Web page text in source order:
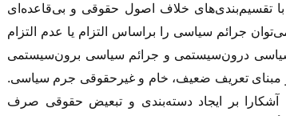
تقسیم‌بندى‌هاى خلاف اصول حقوقى و بى‌قاعده‌اى
جرائم سیاسی را براساس التزام یا عدم التزام
سیاسی درون‌سیستمی و جرائم سیاسی برون‌سیستمی
که همین شد مبناى مادهٔ ١ طرح و مبناى تعریف ضعیف، خام و غیرحقوقى جرم سیاسى.
آشکارا بر ایجاد دسته‌بندى و تبعیض حقوقى صرف